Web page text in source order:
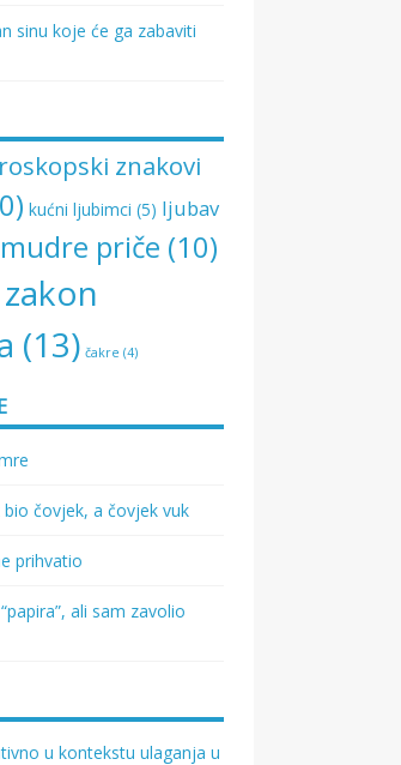
sinu koje će ga zabaviti
znakovi
kućni ljubimci (5) ljubav
mudre priče (10)
zakon
(13) čakre (4)
čovjek, a čovjek vuk
prihvatio
ali sam zavolio
u kontekstu ulaganja u